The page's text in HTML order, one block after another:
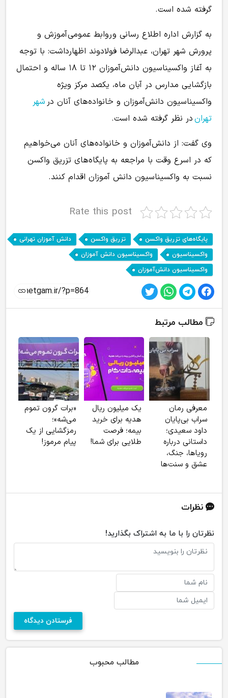
گرفته شده است.
به گزارش اداره اطلاع رسانی و روابط عمومی آموزش و
پرورش شهر تهران، عبدالرضا فولادوند اظهارداشت: با توجه
به آغاز واکسیناسیون دانش‌آموزان ۱۲ تا ۱۸ ساله و احتمال
بازگشایی مدارس در آبان ماه، یکصد مرکز ویژه
واکسیناسیون دانش‌آموزان و خانواده‌های آنان در شهر
تهراندر نظر گرفته شده است.
وی گفت: از دانش‌آموزان و خانواده‌های آنان می‌خواهیم
که در اسرع وقت با مراجعه به پایگاه‌های تزریق واکسن
نسبت به واکسیناسیون دانش‌ آموزان اقدام کنند.
Rate this post
پایگاه‌های تزریق واکسن , تزریق واکسن , دانش‌ آموزان تهرانی
واکسیناسیون , واکسیناسیون دانش‌ آموزان
واکسیناسیون دانش‌آموزان
مطالب مرتبط
معرفی رمان
سراب بی‌پایان
داود سعیدی؛
داستانی درباره
رویاها، جنگ،
عشق و سنت‌ها
یک میلیون ریال
هدیه برای خرید
بیمه؛ فرصت
طلایی برای شما!
«برات گرون تموم
می‌شه»؛
رمزگشایی از یک
پیام مرموز!
نظرات
نظرتان را با ما به اشتراک بگذارید!
مطالب محبوب